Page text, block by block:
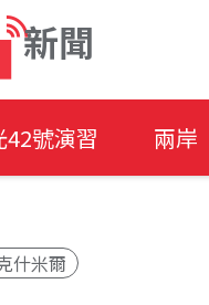
新聞
42號演習 兩岸
什米爾